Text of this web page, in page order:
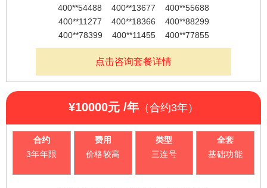
4500元合约年限 3年
中小企业首选，好号码，助力企业发展
三年合约，125元/月
号码类型：400号码顺口易记
费用特点：价格适中
套餐包含：400号码、免费通话时长、赠送
附加功能
推荐号码
400**54488 400**13677
套餐包含： 400号码、免费通话时 长赠送附加功能
热销套餐
400**54488 400**13677
400**55688 400**11277
400**18366 400**88299
400**78399 400**11455
更多
小
轨
4
0
0
话
平
台
400**54488 400**13677 400**55688
400**11277 400**18366 400**88299
400**78399 400**11455 400**77855
点击咨询套餐详情
¥10000元 /年 （合约3年）
合约
3年年限
费用
价格较高
类型
三连号
全套
基础功能